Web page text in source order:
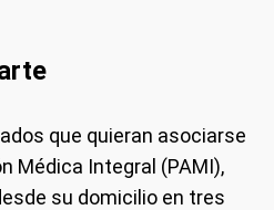
que quieran asociarse
Médica Integral (PAMI),
su domicilio en tres